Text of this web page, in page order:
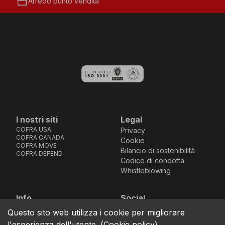
I nostri siti
COFRA USA
COFRA CANADA
COFRA MOVE
COFRA DEFEND
Legal
Privacy
Cookie
Bilancio di sostenibilità
Codice di condotta
Whistleblowing
Info
location_on
Via dell’Euro 53-57-59,
76121 Barletta - BT -
Social
Facebook
Instagram
Youtube
LinkedIn
Questo sito web utilizza i cookie per migliorare